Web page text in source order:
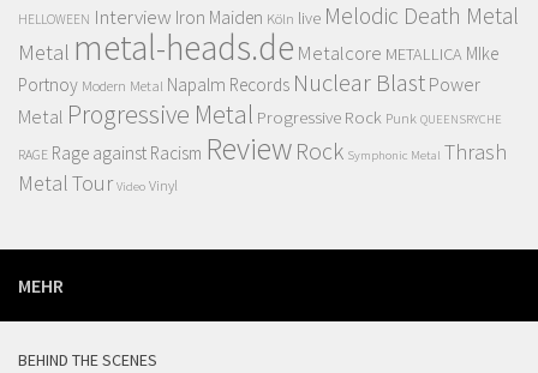
HELLOWEEN Interview Iron Maiden Köln live Melodic Death Metal
Metal metal-heads.de Metalcore METALLICA MIke
Portnoy Modern Metal Napalm Records Nuclear Blast Power
Metal Progressive Metal Progressive Rock Punk QUEENSRYCHE
RAGE Rage against Racism Review Rock Symphonic Metal Thrash
MetalTour Video Vinyl
MEHR
BEHIND THE SCENES